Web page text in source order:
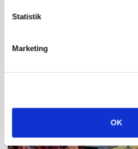
Statistik
Marketing
OK
Grisebestanden stiger trods
avlsbestand